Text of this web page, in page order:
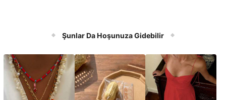
Şunlar Da Hoşunuza Gidebilir